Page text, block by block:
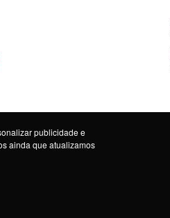
publicidade e
ainda que atualizamos